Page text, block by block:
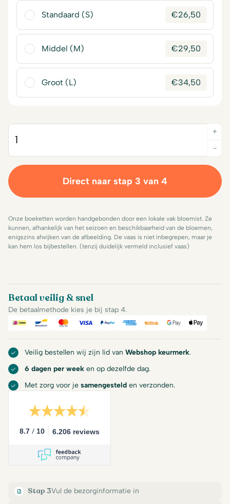
Standaard (S) €26,50
Middel (M) €29,50
Groot (L) €34,50
-
+
Direct naar stap 3 van 4
Onze boeketten worden handgebonden door een lokale vak bloemist. Ze
kunnen, afhankelijk van het seizoen en beschikbaarheid van de bloemen,
enigszins afwijken van de afbeelding. De vaas is niet inbegrepen, maar je
kan hem los bijbestellen. (tenzij duidelijk vermeld inclusief vaas)
Betaal veilig & snel
De betaalmethode kies je bij stap 4.
iDeal Bancontact
Mastercard
Visa PayPalAmerican Express
BillinkGoogle Pay
Apple
Veilig bestellen wij zijn lid van Webshop keurmerk.
6 dagen per week en op dezelfde dag.
Met zorg voor je samengesteld en verzonden.
8.7 / 10 6.206 reviews
Stap 3Vul de bezorginformatie in